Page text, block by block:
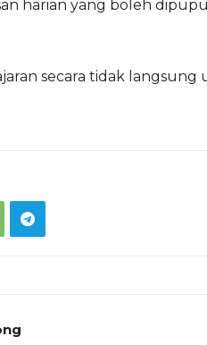
harian yang boleh
secara tidak